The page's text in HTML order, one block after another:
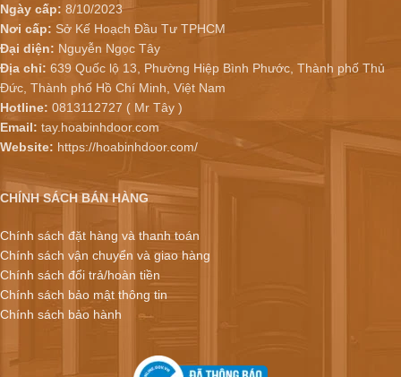
Ngày cấp: 8/10/2023
Nơi cấp: Sở Kế Hoạch Đầu Tư TPHCM
Đại diện: Nguyễn Ngọc Tây
Địa chỉ: 639 Quốc lộ 13, Phường Hiệp Bình Phước, Thành phố Thủ
Đức, Thành phố Hồ Chí Minh, Việt Nam
Hotline: 0813112727 ( Mr Tây )
Email: tay.hoabinhdoor.com
Website: https://hoabinhdoor.com/
CHÍNH SÁCH BÁN HÀNG
Chính sách đặt hàng và thanh toán
Chính sách vận chuyển và giao hàng
Chính sách đổi trả/hoàn tiền
Chính sách bảo mật thông tin
Chính sách bảo hành